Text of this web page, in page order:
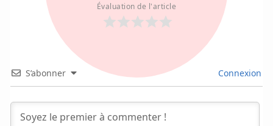
Évaluation de l'article
S’abonner Connexion